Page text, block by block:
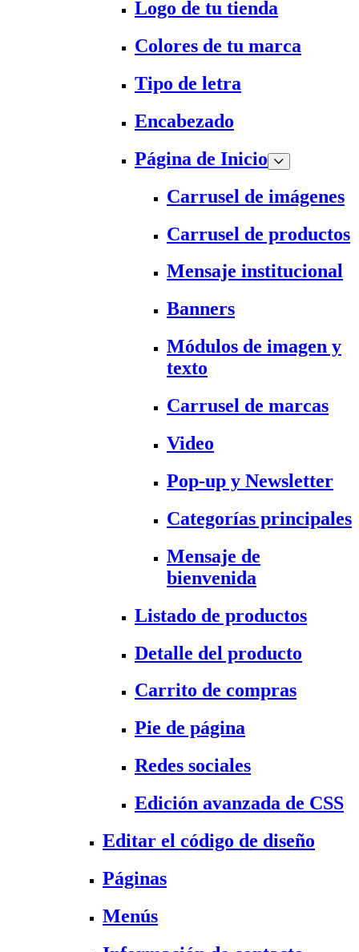
Logo de tu tienda
Colores de tu marca
Tipo de letra
Encabezado
Página de Inicio
Carrusel de imágenes
Carrusel de productos
Mensaje institucional
Banners
Módulos de imagen y
texto
Carrusel de marcas
Video
Pop-up y Newsletter
Categorías principales
Mensaje de
bienvenida
Listado de productos
Detalle del producto
Carrito de compras
Pie de página
Redes sociales
Edición avanzada de CSS
Editar el código de diseño
Páginas
Menús